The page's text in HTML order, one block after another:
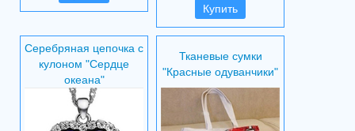
Купить
Серебряная цепочка с
кулоном "Сердце
океана"
Тканевые сумки
"Красные одуванчики"